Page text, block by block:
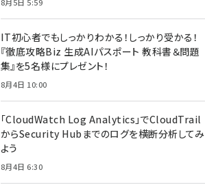
IT初心者でもしっかりわかる！しっかり受かる！
『徹底攻略Biz 生成AIパスポート 教科書＆問題
集』を5名様にプレゼント！
8月4日 10:00
「CloudWatch Log Analytics」でCloudTrail
からSecurity Hubまでのログを横断分析してみ
よう
8月4日 6:30